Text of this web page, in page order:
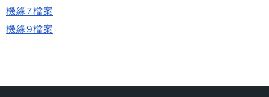
機緣7檔案
機緣9檔案